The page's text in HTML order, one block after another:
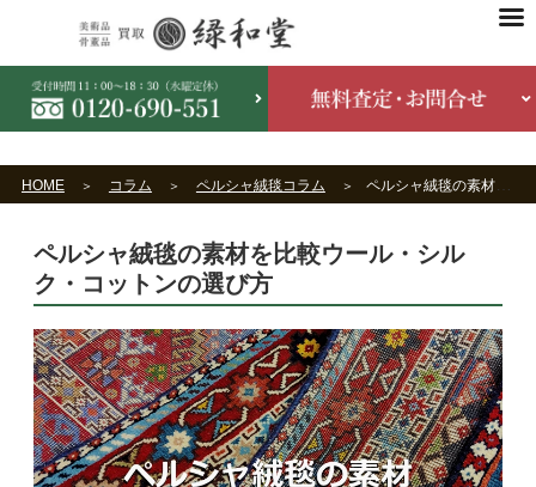
HOME コラム ペルシャ絨毯コラム ペルシャ絨毯の素材を比較ウール・シルク・コットンの選び方
ペルシャ絨毯の素材を比較ウール・シル
ク・コットンの選び方